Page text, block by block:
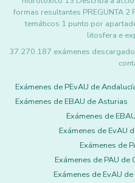
formas resultantes PREGUNTA
temáticos 1 punto por
litosfera e
37.270.187 exámenes
Exámenes de PEvAU de
Exámenes de EBAU de Asturias
Exámenes de
Exámenes de EvAU
Exámenes de
Exámenes de PAU de
Exámenes de EvAU